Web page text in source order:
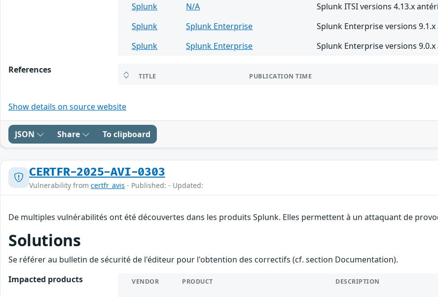
Splunk
N/A
Splunk ITSI versions 4.13.x
Splunk
Splunk Enterprise
Splunk Enterprise versions 9.1.x
Splunk
Splunk Enterprise Splunk Enterprise versions
References
TITLE PUBLICATION TIME
Show details on source website
JSON Share To clipboard
CERTFR-2025-AVI-0303
Vulnerability from certfr_avis - Published: - Updated:
De multiples vulnérabilités ont été découvertes dans les produits Splunk. Elles permettent à un attaquant de
Solutions
Se référer au bulletin de sécurité de l'éditeur pour l'obtention des correctifs (cf. section Documentation).
Impacted products
VENDOR PRODUCT DESCRIPTION